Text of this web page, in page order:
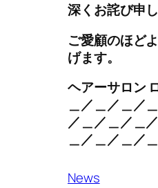
深くお詫び申
ご愛顧のほど
げます。
ヘアーサロン
＿／＿／＿／
／＿／＿／＿
＿／＿／＿／
News